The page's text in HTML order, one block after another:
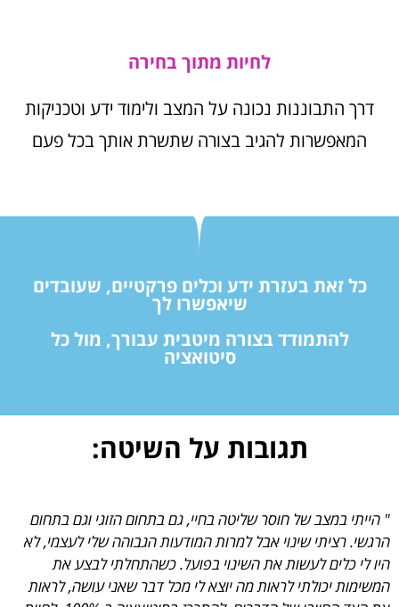
לחיות מתוך בחירה
דרך התבוננות נכונה על המצב ולימוד ידע וטכניקות
המאפשרות להגיב בצורה שתשרת אותך בכל פעם
כל זאת בעזרת ידע וכלים פרקטיים, שעובדים
שיאפשרו לך
להתמודד בצורה מיטבית עבורך, מול כל
סיטואציה
תגובות על השיטה:
" הייתי במצב של חוסר שליטה בחיי, גם בתחום הזוגי וגם בתחום
הרגשי. רציתי שינוי אבל למרות המודעות הגבוהה שלי לעצמי, לא
היו לי כלים לעשות את השינוי בפועל. כשהתחלתי לבצע את
המשימות יכולתי לראות מה יוצא לי מכל דבר שאני עושה, לראות